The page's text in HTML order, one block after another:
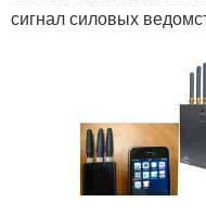
сигнал силовых